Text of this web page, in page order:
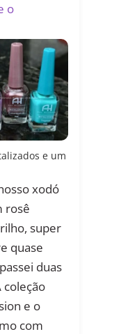
o
e um
xodó
rosê
super
quase
duas
coleção
e o
com